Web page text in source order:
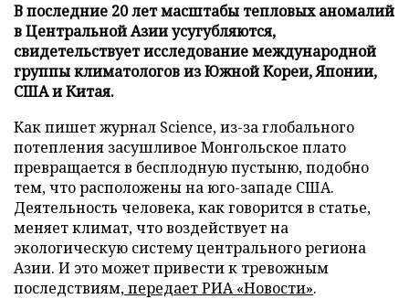
В последние 20 лет масштабы тепловых аномалий
в Центральной Азии усугубляются,
свидетельствует исследование международной
группы климатологов из Южной Кореи, Японии,
США и Китая.
Как пишет журнал Science, из-за глобального
потепления засушливое Монгольское плато
превращается в бесплодную пустыню, подобно
тем, что расположены на юго-западе США.
Деятельность человека, как говорится в статье,
меняет климат, что воздействует на
экологическую систему центрального региона
Азии. И это может привести к тревожным
последствиям,передаетРИА «Новости».